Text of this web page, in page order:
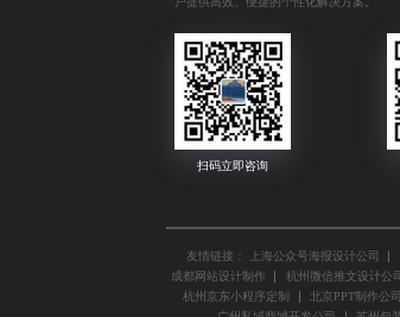
友情链接： 上海公众号海报设计公司
成都网站设计制作
杭州微信推文设计公司
杭州京东小程序定制
北京PPT制作公司